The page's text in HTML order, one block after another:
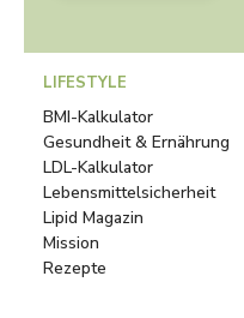
LIFESTYLE
BMI-Kalkulator
Gesundheit & Ernährung
LDL-Kalkulator
Lebensmittelsicherheit
Lipid Magazin
Mission
Rezepte